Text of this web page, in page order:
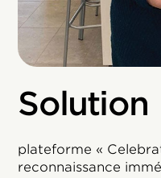
Solution
plateforme «
reconnaissance